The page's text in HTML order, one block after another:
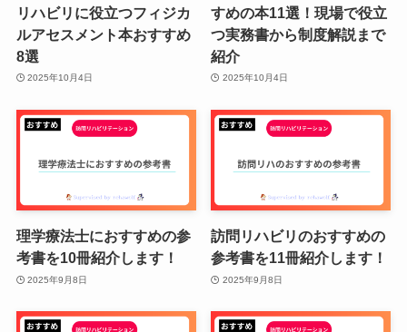
リハビリに役立つフィジカ
ルアセスメント本おすすめ
8選
2025年10月4日
すめの本11選！現場で役立
つ実務書から制度解説まで
紹介
2025年10月4日
理学療法士におすすめの参
考書を10冊紹介します！
2025年9月8日
訪問リハビリのおすすめの
参考書を11冊紹介します！
2025年9月8日